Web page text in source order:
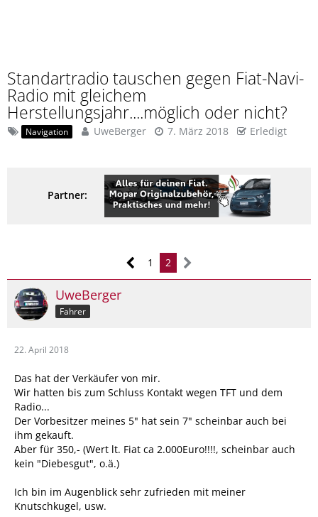
Standartradio tauschen gegen Fiat-Navi-
Radio mit gleichem
Herstellungsjahr....möglich oder nicht?
Navigation UweBerger 7. März 2018 Erledigt
Partner:
1 2
UweBerger
Fahrer
22. April 2018
Das hat der Verkäufer von mir.
Wir hatten bis zum Schluss Kontakt wegen TFT und dem
Radio...
Der Vorbesitzer meines 5" hat sein 7" scheinbar auch bei
ihm gekauft.
Aber für 350,- (Wert lt. Fiat ca 2.000Euro!!!!, scheinbar auch
kein "Diebesgut", o.ä.)
Ich bin im Augenblick sehr zufrieden mit meiner
Knutschkugel, usw.